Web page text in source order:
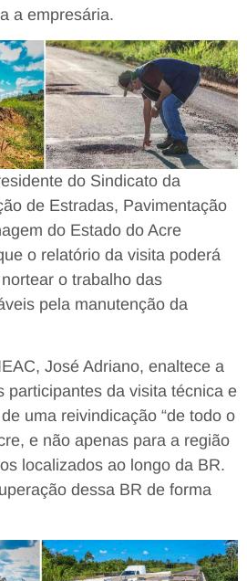
a empresária.
do Sindicato da
de Estradas, Pavimentação
do Estado do Acre
o relatório da visita poderá
o trabalho das
pela manutenção da
José Adriano, enaltece a
participantes da visita técnica e
uma reivindicação “de todo o
e não apenas para a região
localizados ao longo da BR.
dessa BR de forma